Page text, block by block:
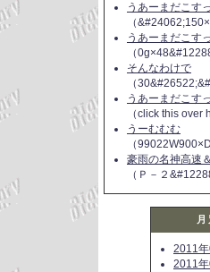
うあーまだこす
（
うあーまだこす
（
そんなわけで
（
うあーまだこす
（click this over
うーむむむ
（
豪雨の名神高速
（Ｐ－２
2011年
2011年